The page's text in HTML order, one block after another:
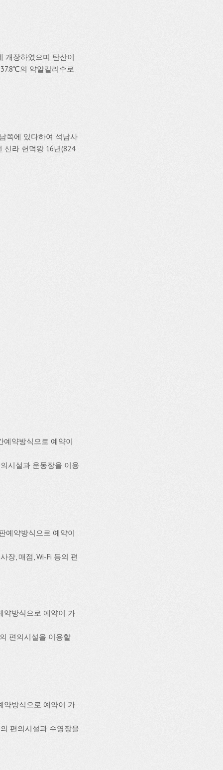
개장하였으며 탄산이
의 약알칼리수로
쪽에 있다하여 석남사
신라 헌덕왕 16년(824
예약방식으로 예약이
시설과 운동장을 이용
예약방식으로 예약이
장, 매점, Wi-Fi 등의 편
약방식으로 예약이 가
편의시설을 이용할
약방식으로 예약이 가
편의시설과 수영장을